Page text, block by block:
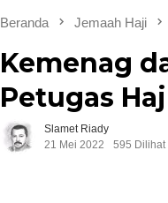
Beranda Jemaah Haji
Kemenag
Petugas
Slamet Riady
21 Mei 2022
595 Dilihat